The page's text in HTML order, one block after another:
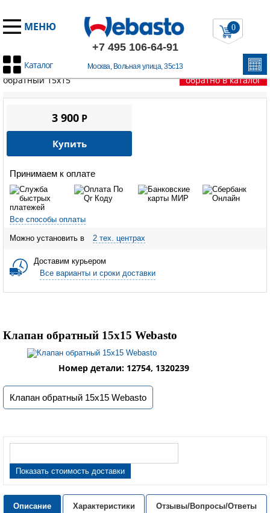
МЕНЮ
+7 495 106-64-91
Москва, Вольная улица, 35с13
Каталог
0
Главная / Запчасти Вебасто/Thermo Top Evo
обратный 15х15
обратно в каталог
Принимаем к оплате
Все способы оплаты
Можно установить в 2 тех. центрах
Доставим курьером
Все варианты и сроки доставки
3 900P
Купить
Клапан обратный 15х15 Webasto
Номер детали: 12754, 1320239
Клапан обратный 15х15 Webasto
Показать стоимость доставки
Описание Характеристики Отзывы/Вопросы/Ответы